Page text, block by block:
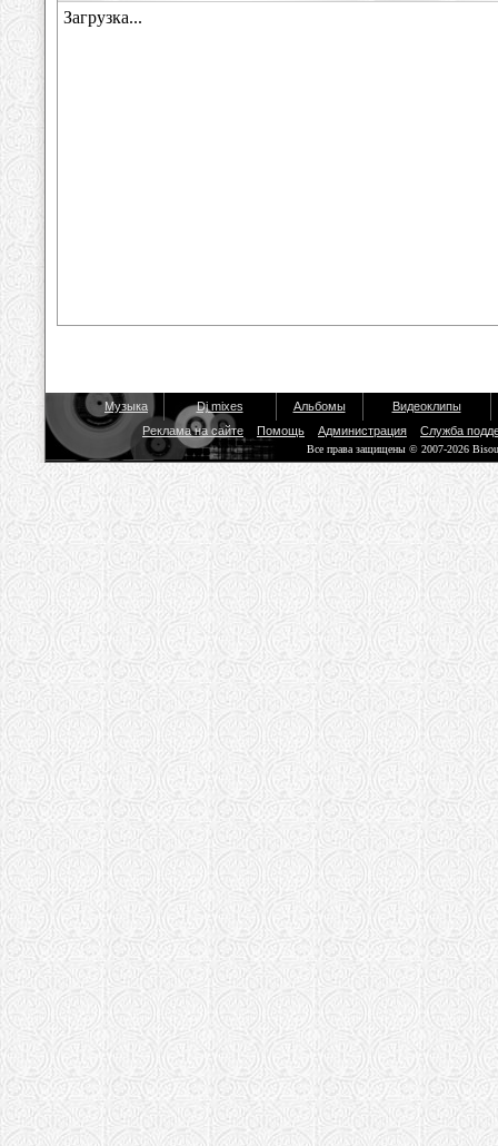
Музыка Dj mixes Альбомы
Видеоклипы
Реклама на сайте
Помощь Администрация Служба
Все права защищены © 2007-2026